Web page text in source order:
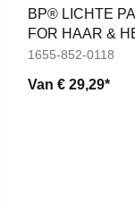
BP® LICHTE
FOR HAAR &
1655-852-0118
Van € 29,29*